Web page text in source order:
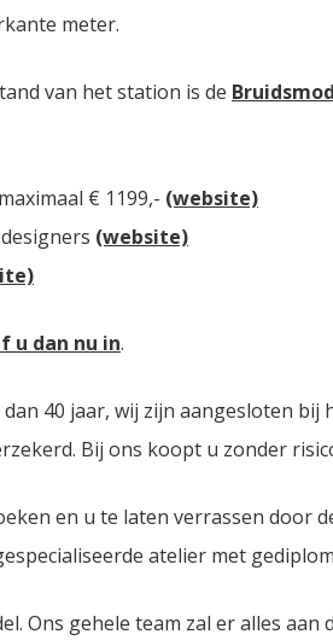
meter.
van het station is de
€ 1199,- (website)
(website)
u dan nu in.
40 jaar, wij zijn aangesloten
Bij ons koopt u zonder
en u te laten verrassen door
atelier met
Ons gehele team zal er alles